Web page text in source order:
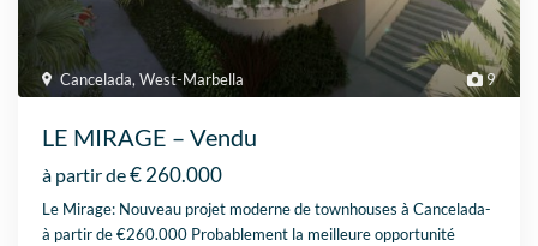
9
Cancelada,West-Marbella
LE MIRAGE – Vendu
à partir de€ 260.000
Le Mirage: Nouveau projet moderne de townhouses à Cancelada-
à partir de €260.000 Probablement la meilleure opportunité